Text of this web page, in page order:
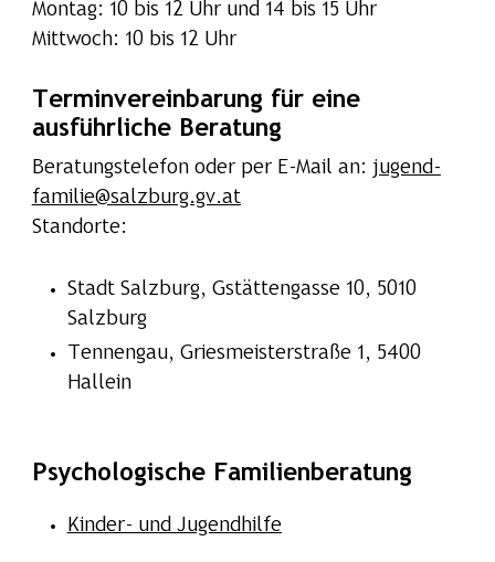
Montag: 10 bis 12 Uhr und 14 bis 15 Uhr
Mittwoch: 10 bis 12 Uhr
Terminvereinbarung für eine
ausführliche Beratung
Beratungstelefon oder per E-Mail an: jugend-
familie@salzburg.gv.at
Standorte:
Stadt Salzburg, Gstättengasse 10, 5010
Salzburg
Tennengau, Griesmeisterstraße 1, 5400
Hallein
Psychologische Familienberatung
Kinder- und Jugendhilfe